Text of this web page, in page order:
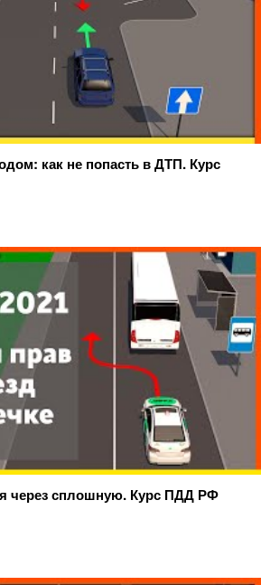
как не попасть в ДТП. Курс
через сплошную. Курс ПДД РФ